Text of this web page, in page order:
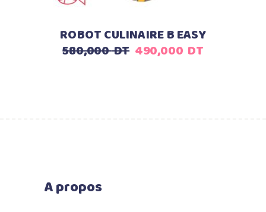
ROBOT CULINAIRE B EASY
580,000DT Le
490,000 DTLe
A propos